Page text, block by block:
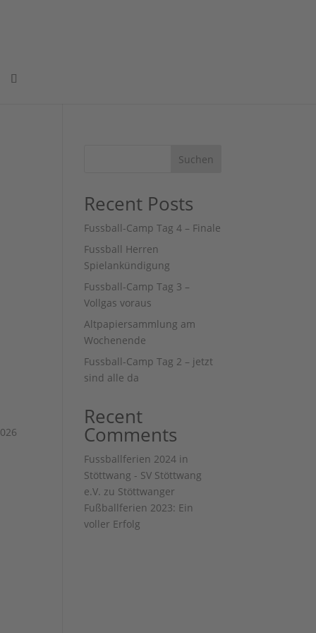
Suchen
Recent Posts
Fussball-Camp Tag 4 – Finale
Fussball Herren
Spielankündigung
Fussball-Camp Tag 3 –
Vollgas voraus
Altpapiersammlung am
Wochenende
Fussball-Camp Tag 2 – jetzt
sind alle da
Recent
Comments
Fussballferien 2024 in
Stöttwang - SV Stöttwang
e.V. zu Stöttwanger
Fußballferien 2023: Ein
voller Erfolg